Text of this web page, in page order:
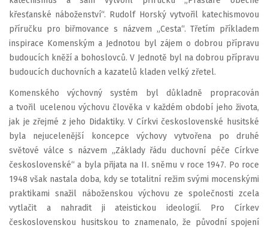
křesťanské náboženství“. Rudolf Horský vytvořil katechismovou
příručku pro biřmovance s názvem „Cesta“. Třetím příkladem
inspirace Komenským a Jednotou byl zájem o dobrou přípravu
budoucích kněží a bohoslovců. V Jednotě byl na dobrou přípravu
budoucích duchovních a kazatelů kladen velký zřetel.
Komenského výchovný systém byl důkladně propracován
a tvořil ucelenou výchovu člověka v každém období jeho života,
jak je zřejmé z jeho Didaktiky. V Církvi československé husitské
byla nejucelenější koncepce výchovy vytvořena po druhé
světové válce s názvem „Základy řádu duchovní péče Církve
československé“ a byla přijata na II. sněmu v roce 1947. Po roce
1948 však nastala doba, kdy se totalitní režim svými mocenskými
praktikami snažil náboženskou výchovu ze společnosti zcela
vytlačit a nahradit ji ateistickou ideologií. Pro Církev
československou husitskou to znamenalo, že původní spojení